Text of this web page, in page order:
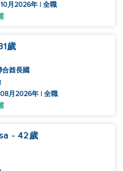
月2026年 | 全職
歲
合酋長國
月2026年 | 全職
- 42歲